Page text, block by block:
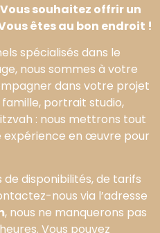
souhaitez offrir un
êtes au bon endroit !
spécialisés dans le
nous sommes à votre
dans votre projet
portrait studio,
: nous mettrons tout
en œuvre pour
disponibilités, de tarifs
nous via l’adresse
, nous ne manquerons pas
Vous pouvez